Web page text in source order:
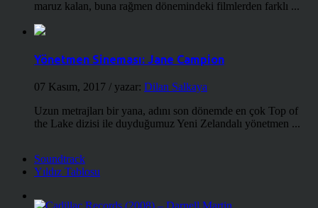
maruz kalan, buna rağmen dönemindeki filmlerden farklı ...
Yönetmen Sineması: Jane Campion
07 Kasım, 2017 / yazar: Dilan Salkaya
Uzun metrajları bir yana, adını son dönemde en çok Top of
the Lake dizisi ile duyduğumuz Yeni Zelandalı yönetmen ...
Soundtrack
Yıldız Tablosu